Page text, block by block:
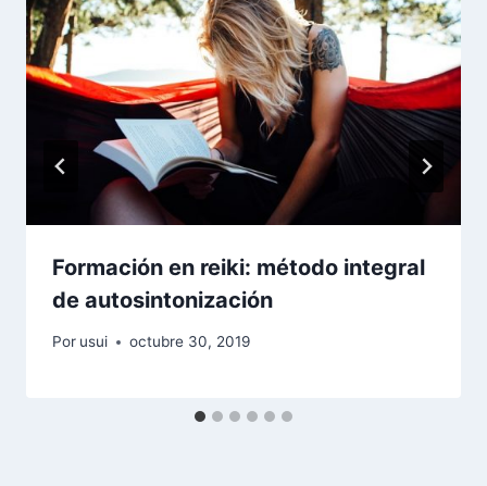
Formación en reiki: método integral
de autosintonización
Por usui octubre 30, 2019